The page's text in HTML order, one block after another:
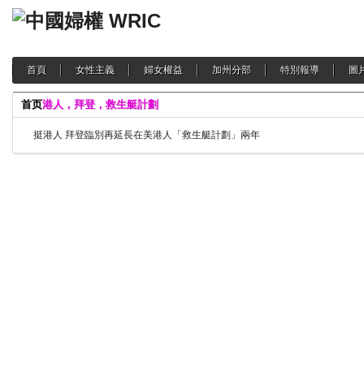
首頁 女性主義 婦女權益 加州分部 特別報導 圖
首页港人，拜登，救生艇計劃
挺港人 拜登臨別再延長在美港人「救生艇計劃」兩年